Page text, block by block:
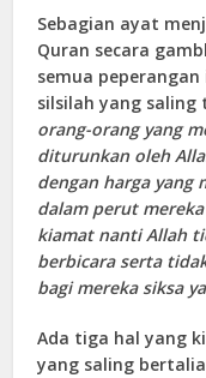
Sebagian ayat
Quran secara
semua
silsilah yang
orang-orang yang
diturunkan oleh
dengan harga
dalam perut
kiamat nanti Allah
berbicara serta
bagi mereka siksa
Ada tiga hal yang
yang saling